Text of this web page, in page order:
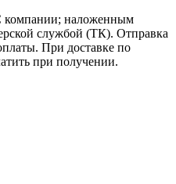
компании; наложенным
службой (ТК). Отправка
При доставке по
при получении.